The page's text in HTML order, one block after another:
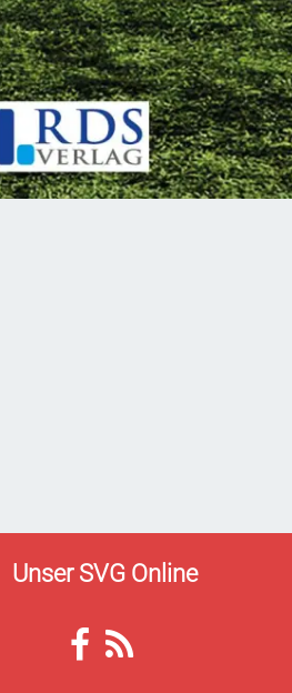
Unser SVG Online